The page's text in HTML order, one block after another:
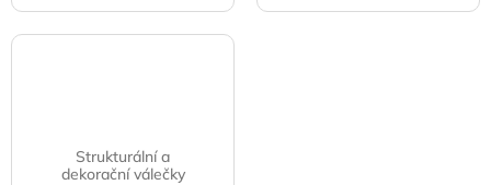
Strukturální a
dekorační válečky